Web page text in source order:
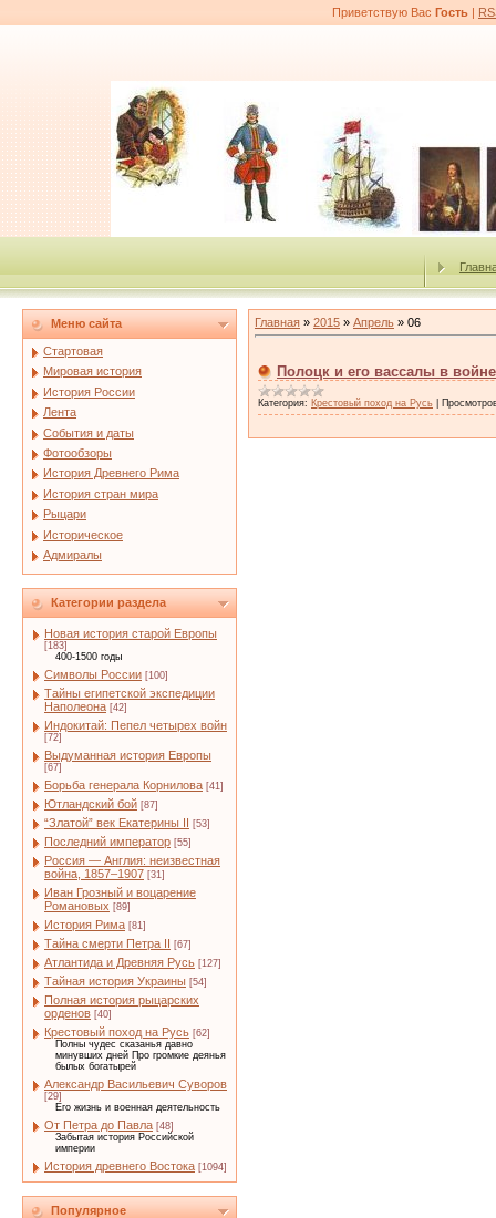
Приветствую Вас Гость |
Меню сайта
Стартовая
Мировая история
История России
Лента
События и даты
Фотообзоры
История Древнего Рима
История стран мира
Рыцари
Историческое
Адмиралы
Категории раздела
Новая история старой Европы
[183]
400-1500 годы
Символы России [100]
Тайны египетской экспедиции
Наполеона [42]
Индокитай: Пепел четырех войн
[72]
Выдуманная история Европы
[67]
Борьба генерала Корнилова [41]
Ютландский бой [87]
“Златой” век Екатерины II [53]
Последний император [55]
Россия — Англия: неизвестная
война, 1857–1907 [31]
Иван Грозный и воцарение
Романовых [89]
История Рима [81]
Тайна смерти Петра II [67]
Атлантида и Древняя Русь [127]
Тайная история Украины [54]
Полная история рыцарских
орденов [40]
Крестовый поход на Русь [62]
Полны чудес сказанья давно
минувших дней Про громкие деянья
былых богатырей
Александр Васильевич Суворов
[29]
Его жизнь и военная деятельность
От Петра до Павла [48]
Забытая история Российской
империи
История древнего Востока [1094]
Популярное
Главная » 2015 » Апрель » 06
Полоцк и его вассалы в войне
Категория: Крестовый поход на Русь